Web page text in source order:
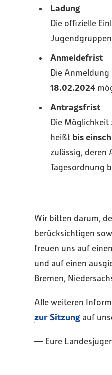
Ladung
Die offizielle
Anmeldefrist
Die
18.02.2024
Antragsfrist
Die Möglichkeit
heißt bis
zulässig, deren
Tagesordnung
Wir bitten darum,
berücksichtigen
freuen uns auf
und auf einen
Bremen,
Alle weiteren
zur Sitzung auf
— Eure